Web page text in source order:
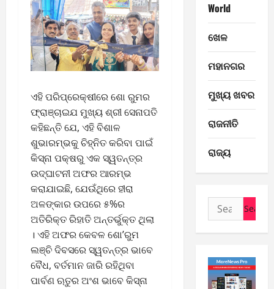
ଏହି ପରିପ୍ରେକ୍ଷୀରେ ଶୋ ରୁମର
ଫ୍ରାଞ୍ଚାଇଯ ମୁଖ୍ୟ ଶ୍ରୀ ସେନାପତି
କହିଛନ୍ତି ଯେ, ଏହି ବିଶାଳ
ଶୁଭାରମ୍ଭକୁ ଚିହ୍ନିତ କରିବା ପାଇଁ
କିସ୍‌ନା ପକ୍ଷରୁ ଏକ ସ୍ୱତନ୍ତ୍ର
ଉଦ୍‌ଘାଟନୀ ଅଫର ଆରମ୍ଭ
କରାଯାଇଛି, ଯେଉଁଥିରେ ହୀରା
ଅଳଙ୍କାର ଉପରେ ୫%ର
ଅତିରିକ୍ତ ରିହାତି ଅନ୍ତର୍ଭୁକ୍ତ ଥିଲା
। ଏହି ଅଫର କେବଳ ଶୋ’ରୁମ
ଲଞ୍ଚି ଦିବସରେ ସ୍ୱତନ୍ତ୍ର ଭାବେ
ବୈଧ, ବର୍ତମାନ ଜାରି ରହିଥିବା
ପାର୍ବଣ ଋତୁର ଅଂଶ ଭାବେ କିସ୍‌ନା
World
ଖେଳ
ମହାନଗର
ମୁଖ୍ୟ ଖବର
ରାଜନୀତି
ରାଜ୍ୟ
Search
for:
E-Paper
6
-
8
2
0
August
2026
3
E-Paper
-
0
2
August
4
E-Paper
4
8
-